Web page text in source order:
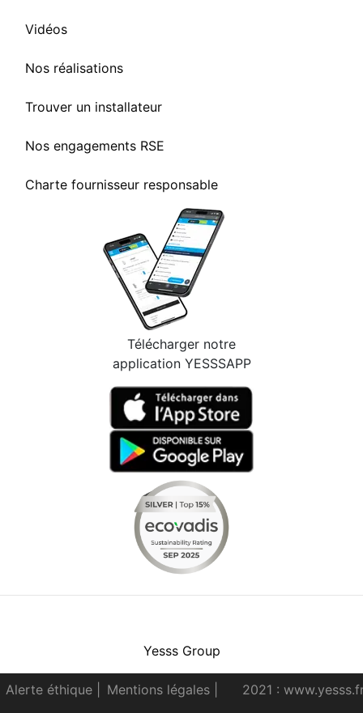
Vidéos
Nos réalisations
Trouver un installateur
Nos engagements RSE
Charte fournisseur responsable
Télécharger notre
application YESSSAPP
Yesss Group
Alerte éthique Mentions légales 2021 :